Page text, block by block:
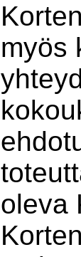
myös
oleva